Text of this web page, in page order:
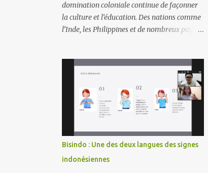
domination coloniale continue de façonner
la culture et l’éducation. Des nations comme
l’Inde, les Philippines et de nombreux pays
coloniaux. Elles donnent souvent la priorité
à des langues comme l’anglais, le français ou
l’espagnol. Ces langues sont perçues comme
des portes vers la vie moderne, les emplois
mondiaux et le respect. Exemples En Afrique
gouvernement et des écoles, considéré
comme un signe de statut. Aux Philippines,
l’anglais est dominant dans les affaires et les
Bisindo : Une des deux langues des signes
indonésiennes